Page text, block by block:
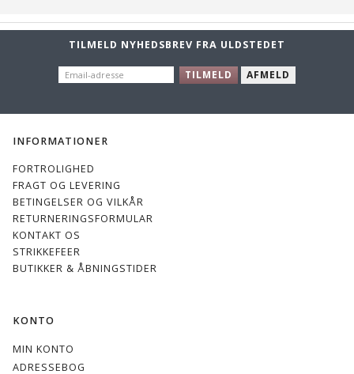
TILMELD NYHEDSBREV FRA ULDSTEDET
EMAIL-
ADRESSE
TILMELD AFMELD
INFORMATIONER
FORTROLIGHED
FRAGT OG LEVERING
BETINGELSER OG VILKÅR
RETURNERINGSFORMULAR
KONTAKT OS
STRIKKEFEER
BUTIKKER & ÅBNINGSTIDER
KONTO
MIN KONTO
ADRESSEBOG